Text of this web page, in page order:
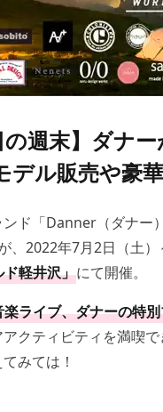
の週末】ダナ
デル販売や豪
ド「Danner（ダナー
、2022年7月2日（土
軽井沢」にて開催。
ライブ、ダナーの特
クティビティを満喫
みては！